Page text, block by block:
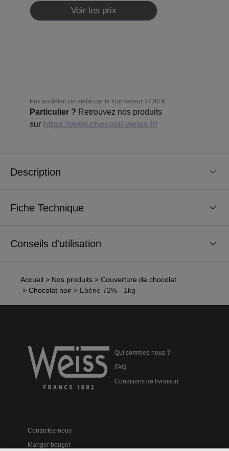
Voir les prix
Prix au détail conseillé par le fournisseur 37,90 €
Particulier ? Retrouvez nos produits
sur https://www.chocolat-weiss.fr/
Description
Fiche Technique
Conseils d'utilisation
Accueil > Nos produits > Couverture de chocolat
> Chocolat noir > Ebène 72% - 1kg
Qui sommes-nous ?
FAQ
Conditions de livraison
Contactez-nous
Manger bouger